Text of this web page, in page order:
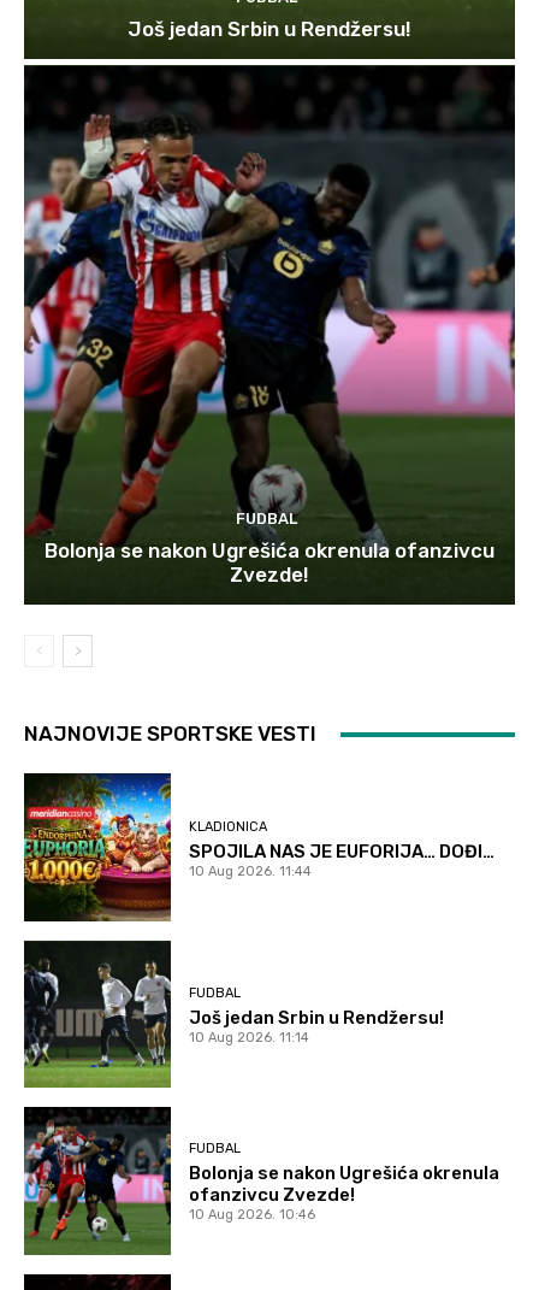
Još jedan Srbin u Rendžersu!
FUDBAL
Bolonja se nakon Ugrešića okrenula ofanzivcu
Zvezde!
NAJNOVIJE SPORTSKE VESTI
KLADIONICA
SPOJILA NAS JE EUFORIJA… DOĐI…
10 Aug 2026. 11:44
FUDBAL
Još jedan Srbin u Rendžersu!
10 Aug 2026. 11:14
FUDBAL
Bolonja se nakon Ugrešića okrenula
ofanzivcu Zvezde!
10 Aug 2026. 10:46